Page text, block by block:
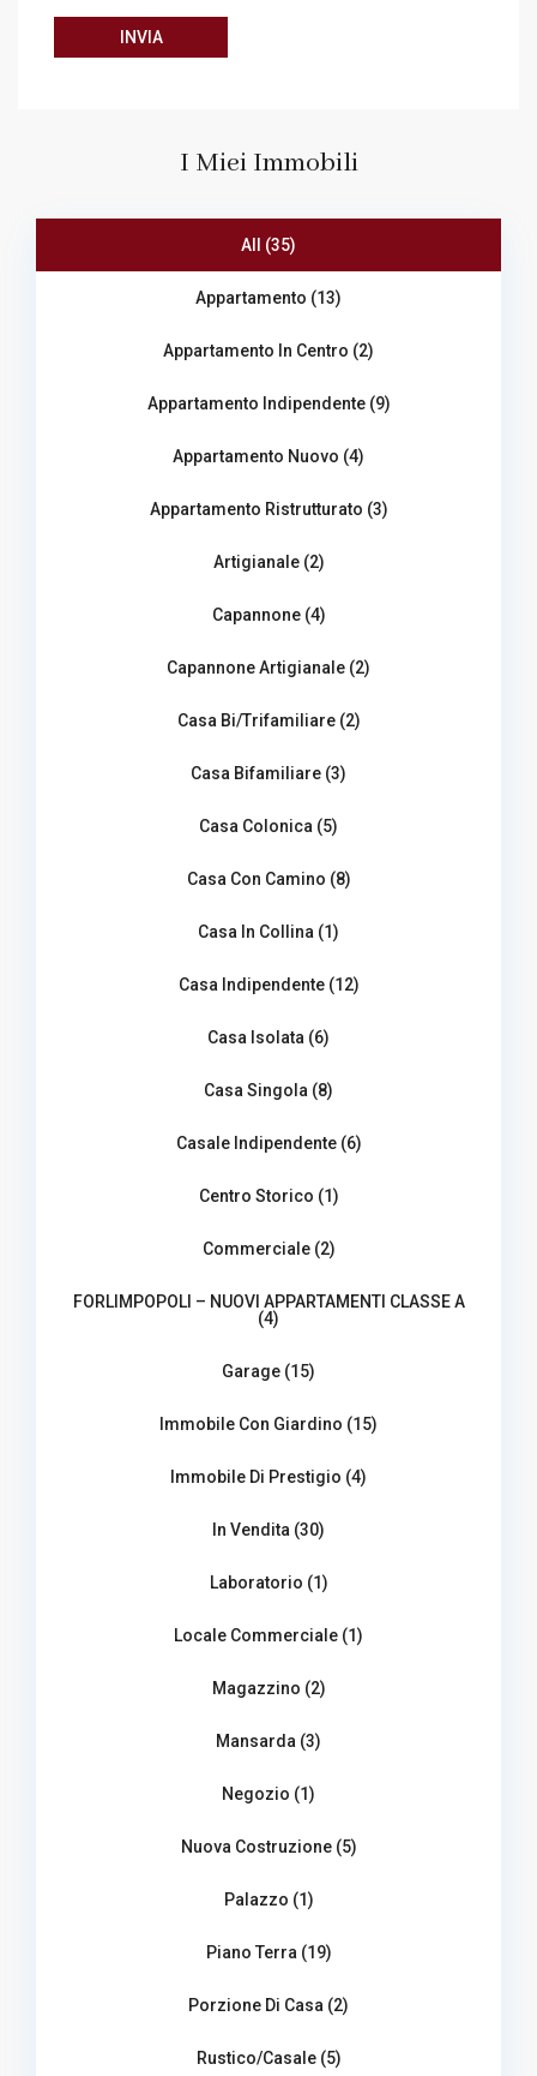
I Miei Immobili
All (35)
Appartamento (13)
Appartamento In Centro (2)
Appartamento Indipendente (9)
Appartamento Nuovo (4)
Appartamento Ristrutturato (3)
Artigianale (2)
Capannone (4)
Capannone Artigianale (2)
Casa Bi/Trifamiliare (2)
Casa Bifamiliare (3)
Casa Colonica (5)
Casa Con Camino (8)
Casa In Collina (1)
Casa Indipendente (12)
Casa Isolata (6)
Casa Singola (8)
Casale Indipendente (6)
Centro Storico (1)
Commerciale (2)
FORLIMPOPOLI – NUOVI APPARTAMENTI CLASSE A
(4)
Garage (15)
Immobile Con Giardino (15)
Immobile Di Prestigio (4)
In Vendita (30)
Laboratorio (1)
Locale Commerciale (1)
Magazzino (2)
Mansarda (3)
Negozio (1)
Nuova Costruzione (5)
Palazzo (1)
Piano Terra (19)
Porzione Di Casa (2)
Rustico/Casale (5)